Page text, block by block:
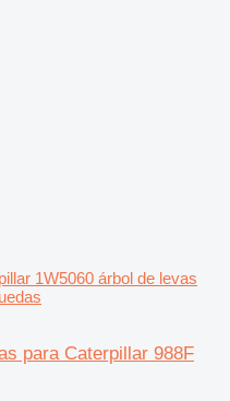
1W5060 árbol de levas
para Caterpillar 988F